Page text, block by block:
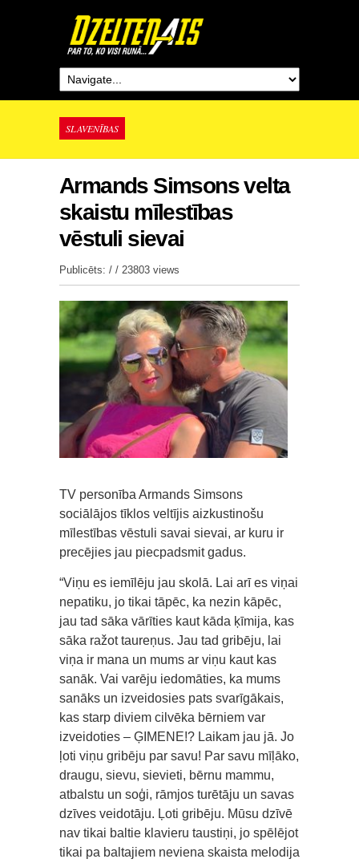
SLAVENĪBAS
Armands Simsons velta
skaistu mīlestības
vēstuli sievai
Publicēts: / / 23803 views
TV personība Armands Simsons
sociālājos tīklos veltījis aizkustinošu
mīlestības vēstuli savai sievai, ar kuru ir
precējies jau piecpadsmit gadus.
“Viņu es iemīlēju jau skolā. Lai arī es viņai
nepatiku, jo tikai tāpēc, ka nezin kāpēc,
jau tad sāka vārīties kaut kāda ķīmija, kas
sāka ražot taureņus. Jau tad gribēju, lai
viņa ir mana un mums ar viņu kaut kas
sanāk. Vai varēju iedomāties, ka mums
sanāks un izveidosies pats svarīgākais,
kas starp diviem cilvēka bērniem var
izveidoties – ĢIMENE!? Laikam jau jā. Jo
ļoti viņu gribēju par savu! Par savu mīļāko,
draugu, sievu, sievieti, bērnu mammu,
atbalstu un soģi, rāmjos turētāju un savas
dzīves veidotāju. Ļoti gribēju. Mūsu dzīvē
nav tikai baltie klavieru taustiņi, jo spēlējot
tikai pa baltajiem neviena skaista melodija